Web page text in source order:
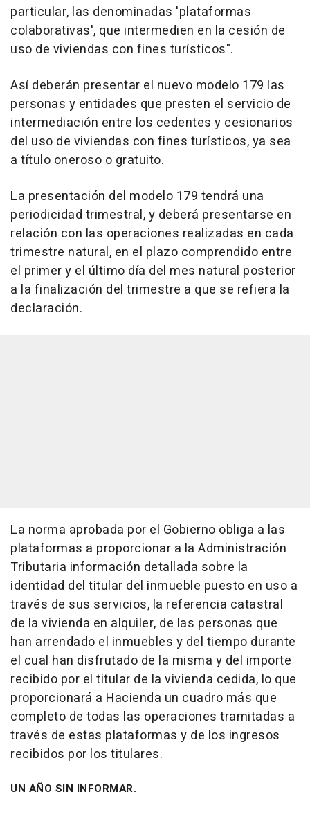
particular, las denominadas 'plataformas
colaborativas', que intermedien en la cesión de
uso de viviendas con fines turísticos".
Así deberán presentar el nuevo modelo 179 las
personas y entidades que presten el servicio de
intermediación entre los cedentes y cesionarios
del uso de viviendas con fines turísticos, ya sea
a título oneroso o gratuito.
La presentación del modelo 179 tendrá una
periodicidad trimestral, y deberá presentarse en
relación con las operaciones realizadas en cada
trimestre natural, en el plazo comprendido entre
el primer y el último día del mes natural posterior
a la finalización del trimestre a que se refiera la
declaración.
La norma aprobada por el Gobierno obliga a las
plataformas a proporcionar a la Administración
Tributaria información detallada sobre la
identidad del titular del inmueble puesto en uso a
través de sus servicios, la referencia catastral
de la vivienda en alquiler, de las personas que
han arrendado el inmuebles y del tiempo durante
el cual han disfrutado de la misma y del importe
recibido por el titular de la vivienda cedida, lo que
proporcionará a Hacienda un cuadro más que
completo de todas las operaciones tramitadas a
través de estas plataformas y de los ingresos
recibidos por los titulares.
UN AÑO SIN INFORMAR.